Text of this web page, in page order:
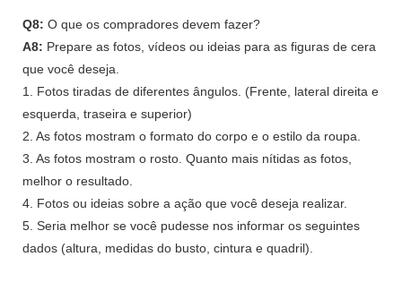
Q8: O que os compradores devem fazer?
A8: Prepare as fotos, vídeos ou ideias para as figuras de cera
que você deseja.
1. Fotos tiradas de diferentes ângulos. (Frente, lateral direita e
esquerda, traseira e superior)
2. As fotos mostram o formato do corpo e o estilo da roupa.
3. As fotos mostram o rosto. Quanto mais nítidas as fotos,
melhor o resultado.
4. Fotos ou ideias sobre a ação que você deseja realizar.
5. Seria melhor se você pudesse nos informar os seguintes
dados (altura, medidas do busto, cintura e quadril).